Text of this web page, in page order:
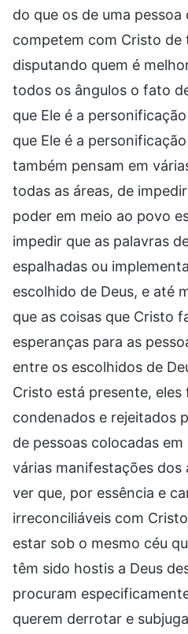
do que os de uma
competem com Cristo de
disputando quem é
todos os ângulos o fato
que Ele é a
que Ele é a
também pensam em
todas as áreas, de
poder em meio ao povo
impedir que as palavras
espalhadas ou
escolhido de Deus, e até
que as coisas que Cristo
esperanças para as
entre os escolhidos de
Cristo está presente,
condenados e rejeitados
de pessoas colocadas
várias manifestações
ver que, por essência e
irreconciliáveis com
estar sob o mesmo céu
têm sido hostis a Deus
procuram
querem derrotar e